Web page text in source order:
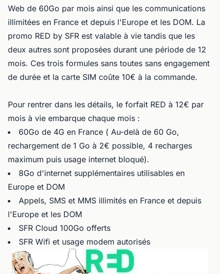
Web de 60Go par mois ainsi que les communications
illimitées en France et depuis l'Europe et les DOM. La
promo RED by SFR est valable à vie tandis que les
deux autres sont proposées durant une période de 12
mois. Ces trois formules sans toutes sans engagement
de durée et la carte SIM coûte 10€ à la commande.
Pour rentrer dans les détails, le forfait RED à 12€ par
mois à vie embarque chaque mois :
60Go de 4G en France ( Au-delà de 60 Go,
rechargement de 1 Go à 2€ possible, 4 recharges
maximum puis usage internet bloqué).
8Go d'internet supplémentaires utilisables en
Europe et DOM
Appels, SMS et MMS illimités en France et depuis
l'Europe et les DOM
SFR Cloud 100Go offerts
SFR Wifi et usage modem autorisés